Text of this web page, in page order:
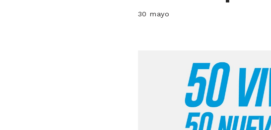
30 mayo